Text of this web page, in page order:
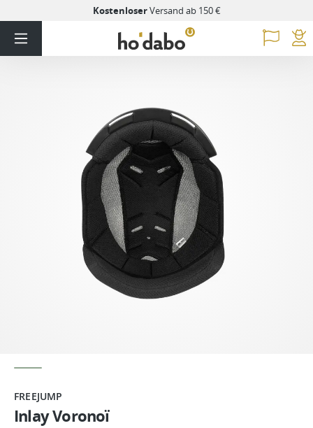
KostenloserVersand ab 150 €
FREEJUMP
Inlay Voronoï